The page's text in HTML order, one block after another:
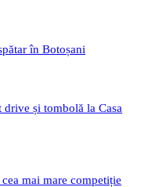
în Botoșani
și tombolă la Casa
mai mare competiție